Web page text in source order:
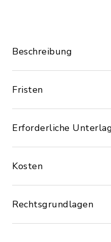
Beschreibung
Fristen
Erforderliche
Kosten
Rechtsgrundlagen